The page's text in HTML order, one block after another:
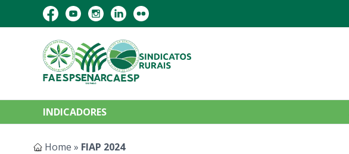
INDICADORES
Home » FIAP 2024